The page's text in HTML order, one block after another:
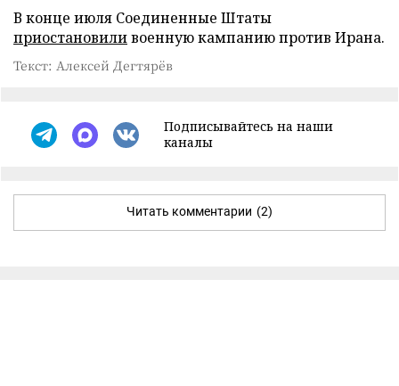
В конце июля Соединенные Штаты
приостановиливоенную кампанию против Ирана.
Текст: Алексей Дегтярёв
Подписывайтесь на наши
каналы
Читать комментарии (2)